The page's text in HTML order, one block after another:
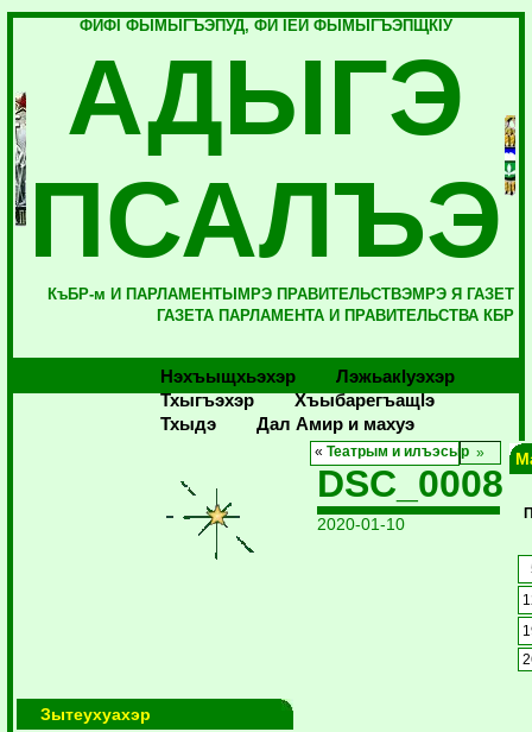
ФИФI ФЫМЫГЪЭПУД, ФИ IЕЙ ФЫМЫГЪЭПЩКIУ
АДЫГЭ
ПСАЛЪЭ
КъБР-м И ПАРЛАМЕНТЫМРЭ ПРАВИТЕЛЬСТВЭМРЭ Я ГАЗЕТ
ГАЗЕТА ПАРЛАМЕНТА И ПРАВИТЕЛЬСТВА КБР
Нэхъыщхьэхэр
Лэжьакlуэхэр
Тхыгъэхэр
Хъыбарегъащlэ
Тхыдэ
Дал Амир и махуэ
Зытеухуахэр
«Театрым и илъэсыр
DSC_0008
2020-01-10